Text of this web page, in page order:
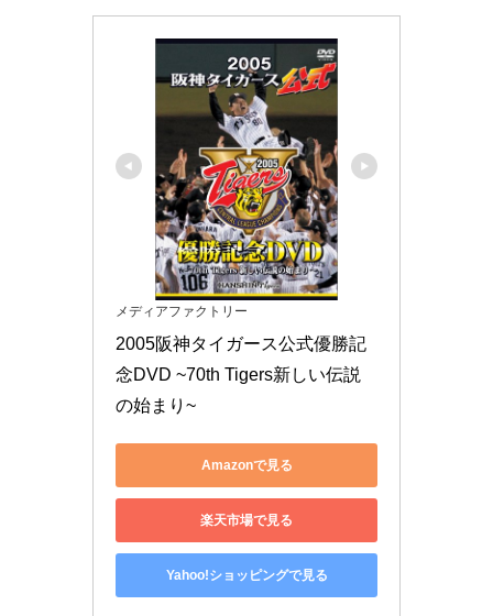
メディアファクトリー
2005阪神タイガース公式優勝記
念DVD ~70th Tigers新しい伝説
の始まり~
Amazonで見る
楽天市場で見る
Yahoo!ショッピングで見る